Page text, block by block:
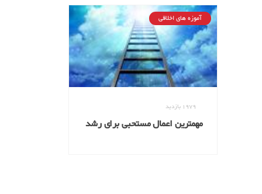
آموزه های اخلاقی
1979 بازدید
مهمترین اعمال مستحبی برای رشد